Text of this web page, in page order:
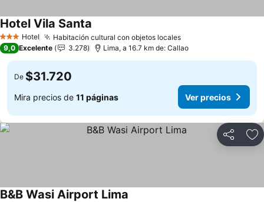
3 Estrellas
Hotel Habitación cultural con objetos locales
Hotel Vila Santa
9,0 Excelente 3.278 Lima, a 16.7 km de: Callao
De $31.720
Mira precios de 11 páginas Ver precios
Compartir
B&B Wasi Airport Lima